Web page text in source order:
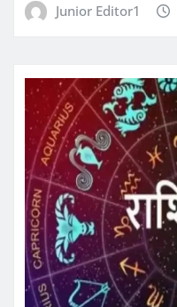
Junior Editor1